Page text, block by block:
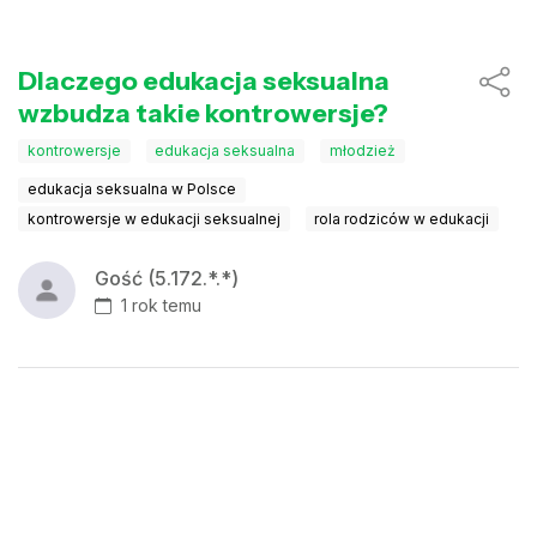
Dlaczego edukacja seksualna
wzbudza takie kontrowersje?
kontrowersje edukacja seksualna młodzież
edukacja seksualna w Polsce
kontrowersje w edukacji seksualnej
rola rodziców w edukacji
Gość (5.172.*.*)
1 rok temu